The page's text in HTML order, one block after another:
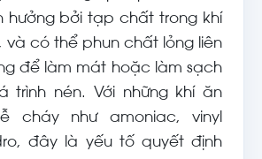
hưởng bởi tạp chất trong khí
và có thể phun chất lỏng liên
để làm mát hoặc làm sạch
trình nén. Với những khí ăn
cháy như amoniac, vinyl
đây là yếu tố quyết định